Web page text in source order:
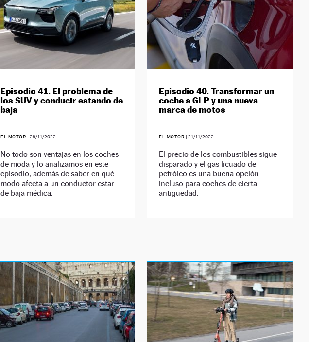
Episodio 41. El problema de
los SUV y conducir estando de
baja
EL MOTOR | 28/11/2022
No todo son ventajas en los coches
de moda y lo analizamos en este
episodio, además de saber en qué
modo afecta a un conductor estar
de baja médica.
Episodio 40. Transformar un
coche a GLP y una nueva
marca de motos
EL MOTOR | 21/11/2022
El precio de los combustibles sigue
disparado y el gas licuado del
petróleo es una buena opción
incluso para coches de cierta
antigüedad.